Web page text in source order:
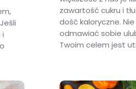
i
zawartość cukru i
dość kaloryczne.
odmawiać sobie
Twoim celem jest